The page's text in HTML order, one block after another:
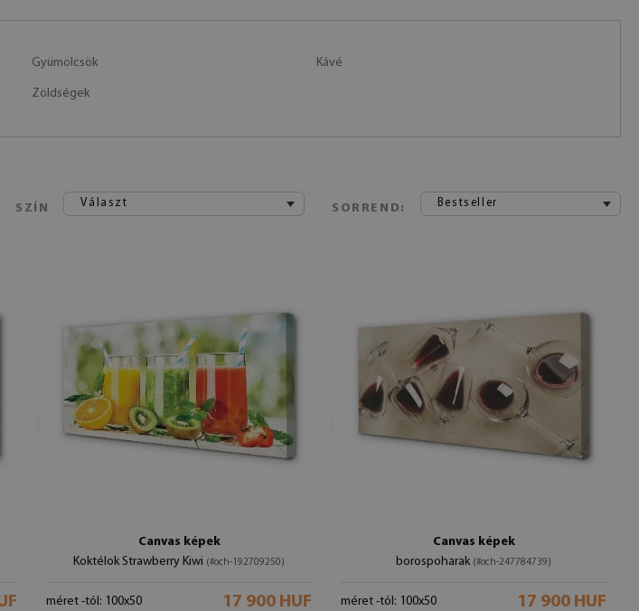
Gyümölcsök Kávé
Zöldségek
SZÍN Választ SORREND: Bestseller
Canvas képek
Koktélok Strawberry Kiwi (#och-192709250)
méret -tól: 100x50 17 900 HUF
Canvas képek
borospoharak (#och-247784739)
méret -tól: 100x50 17 900 HUF